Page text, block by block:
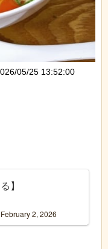
05/25 13:52:00
】
February 2, 2026